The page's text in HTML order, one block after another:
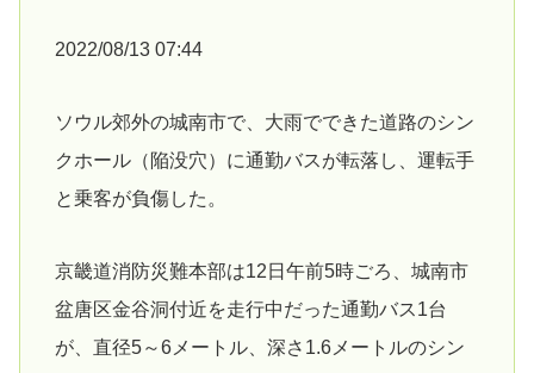
2022/08/13 07:44
ソウル郊外の城南市で、大雨でできた道路のシン
クホール（陥没穴）に通勤バスが転落し、運転手
と乗客が負傷した。
京畿道消防災難本部は12日午前5時ごろ、城南市
盆唐区金谷洞付近を走行中だった通勤バス1台
が、直径5～6メートル、深さ1.6メートルのシン